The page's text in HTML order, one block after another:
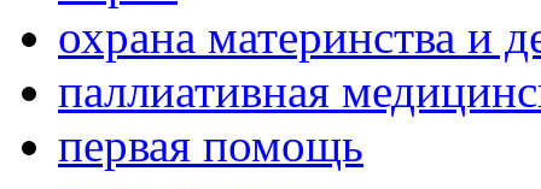
охрана материнства и
паллиативная
первая помощь